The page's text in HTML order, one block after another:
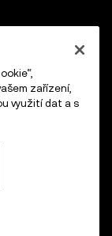
zařízení,
využití dat a s